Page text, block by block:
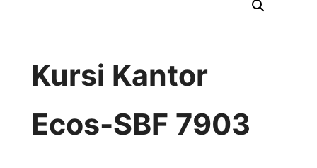
Kursi Kantor
Ecos-SBF 7903